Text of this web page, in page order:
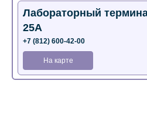
Лабораторный
25А
+7 (812) 600-42-00
На карте